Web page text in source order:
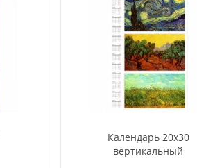
Календарь 20x30
вертикальный